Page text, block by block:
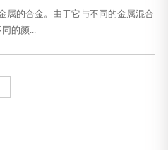
属的合金。由于它与不同的金属混合
的颜...